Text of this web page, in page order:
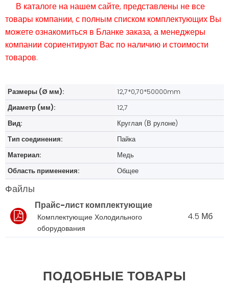
В каталоге на нашем сайте, представлены не все
товары компании, с полным списком комплектующих Вы
можете ознакомиться в Бланке заказа, а менеджеры
компании сориентируют Вас по наличию и стоимости
товаров.
Размеры (Ø мм):
12,7*0,70*50000mm
Диаметр (мм):
12,7
Вид:
Круглая (В рулоне)
Тип соединения:
Пайка
Материал:
Медь
Область применения:
Общее
Файлы
Прайс-лист комплектующие
Комплектующие Холодильного
оборудования
4.5 Мб
ПОДОБНЫЕ ТОВАРЫ